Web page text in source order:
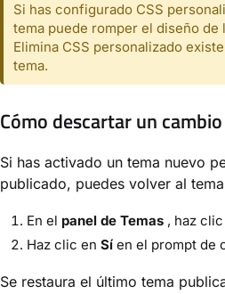
Si has configurado CSS
tema puede romper el diseño de
Elimina CSS personalizado
tema.
Cómo descartar un
Si has activado un tema nuevo
publicado, puedes volver al
En el panel de Temas , haz clic
Haz clic en Sí en el prompt de
Se restaura el último tema